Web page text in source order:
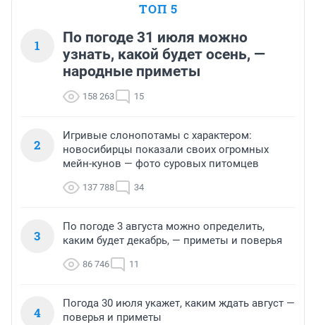
ТОП 5
1
По погоде 31 июля можно
узнать, какой будет осень, —
народные приметы
158 263 15
2
Игривые слонопотамы с характером:
новосибирцы показали своих огромных
мейн-кунов — фото суровых питомцев
137 788 34
3
По погоде 3 августа можно определить,
каким будет декабрь, — приметы и поверья
86 746 11
4
Погода 30 июля укажет, каким ждать август —
поверья и приметы